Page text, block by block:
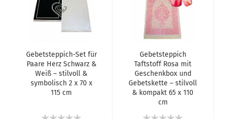
Gebetsteppich-Set für
Paare Herz Schwarz &
Weiß – stilvoll &
symbolisch 2 x 70 x
115 cm
Gebetsteppich
Taftstoff Rosa mit
Geschenkbox und
Gebetskette – stilvoll
& kompakt 65 x 110
cm